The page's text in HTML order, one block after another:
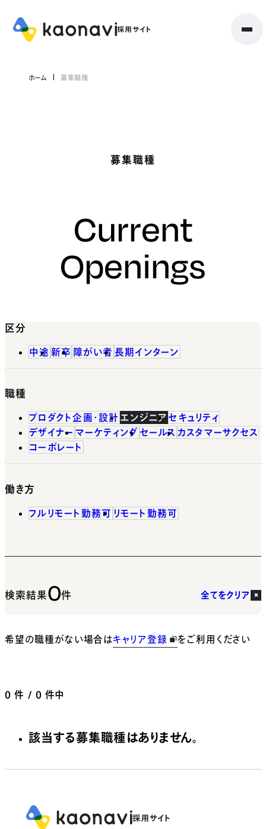
ホーム 募集職種
募集職種
Current
Openings
区分
中途 新卒 障がい者 長期インターン
職種
プロダクト企画・設計 エンジニア セキュリティ
デザイナー マーケティング セールス カスタマーサクセス
コーポレート
働き方
フルリモート勤務可 リモート勤務可
検索結果0件 全てをクリア
希望の職種がない場合はキャリア登録 をご利用ください
0 件 / 0 件中
該当する募集職種はありません。